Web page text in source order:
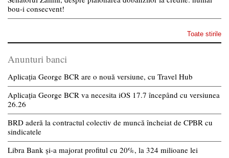
bou-i consecvent!
Toate stirile
Anunturi banci
Aplicația George BCR are o nouă versiune, cu Travel Hub
Aplicația George BCR va necesita iOS 17.7 începând cu versiunea
26.26
BRD aderă la contractul colectiv de muncă încheiat de CPBR cu
sindicatele
Libra Bank și-a majorat profitul cu 20%, la 324 milioane lei